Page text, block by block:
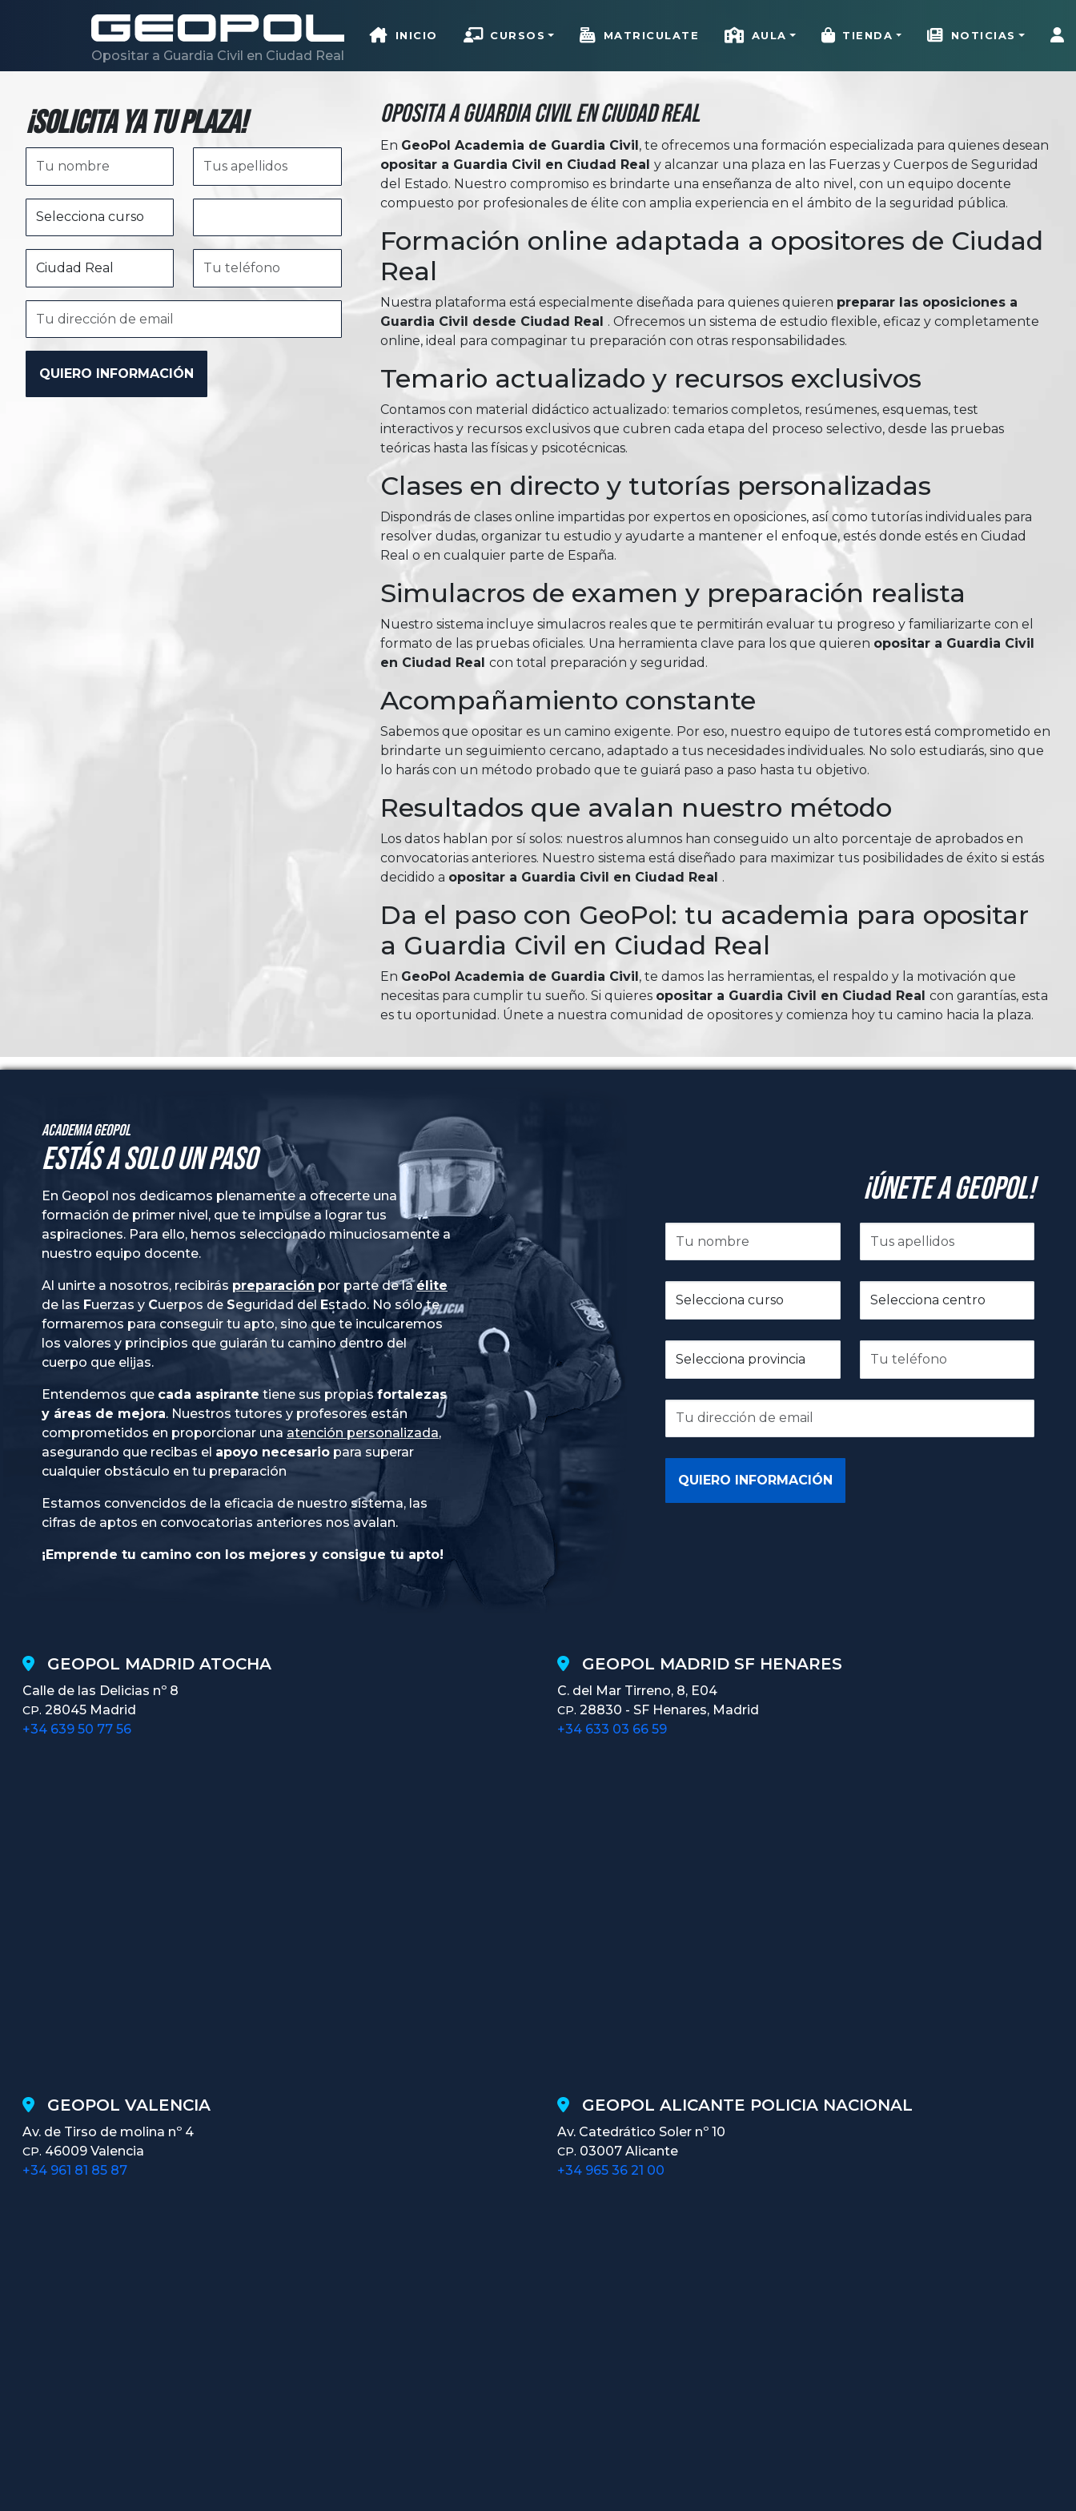
Opositar a Guardia Civil en Ciudad Real
INICIO CURSOS MATRICULATE AULA TIENDA NOTICIAS
¡Solicita ya tu plaza! Oposita a Guardia Civil en Ciudad Real
En GeoPol Academia de Guardia Civil, te ofrecemos una formación especializada para quienes desean
opositar a Guardia Civil en Ciudad Real y alcanzar una plaza en las Fuerzas y Cuerpos de Seguridad
del Estado. Nuestro compromiso es brindarte una enseñanza de alto nivel, con un equipo docente
compuesto por profesionales de élite con amplia experiencia en el ámbito de la seguridad pública.
Formación online adaptada a opositores de Ciudad
Real
Nuestra plataforma está especialmente diseñada para quienes quieren preparar las oposiciones a
Guardia Civil desde Ciudad Real . Ofrecemos un sistema de estudio flexible, eficaz y completamente
online, ideal para compaginar tu preparación con otras responsabilidades.
Temario actualizado y recursos exclusivos
Contamos con material didáctico actualizado: temarios completos, resúmenes, esquemas, test
interactivos y recursos exclusivos que cubren cada etapa del proceso selectivo, desde las pruebas
teóricas hasta las físicas y psicotécnicas.
Clases en directo y tutorías personalizadas
Dispondrás de clases online impartidas por expertos en oposiciones, así como tutorías individuales para
resolver dudas, organizar tu estudio y ayudarte a mantener el enfoque, estés donde estés en Ciudad
Real o en cualquier parte de España.
Simulacros de examen y preparación realista
Nuestro sistema incluye simulacros reales que te permitirán evaluar tu progreso y familiarizarte con el
formato de las pruebas oficiales. Una herramienta clave para los que quieren opositar a Guardia Civil
en Ciudad Real con total preparación y seguridad.
Acompañamiento constante
Sabemos que opositar es un camino exigente. Por eso, nuestro equipo de tutores está comprometido en
brindarte un seguimiento cercano, adaptado a tus necesidades individuales. No solo estudiarás, sino que
lo harás con un método probado que te guiará paso a paso hasta tu objetivo.
Resultados que avalan nuestro método
Los datos hablan por sí solos: nuestros alumnos han conseguido un alto porcentaje de aprobados en
convocatorias anteriores. Nuestro sistema está diseñado para maximizar tus posibilidades de éxito si estás
decidido a opositar a Guardia Civil en Ciudad Real .
Da el paso con GeoPol: tu academia para opositar
a Guardia Civil en Ciudad Real
En GeoPol Academia de Guardia Civil, te damos las herramientas, el respaldo y la motivación que
necesitas para cumplir tu sueño. Si quieres opositar a Guardia Civil en Ciudad Real con garantías, esta
es tu oportunidad. Únete a nuestra comunidad de opositores y comienza hoy tu camino hacia la plaza.
Academia GeoPol
Estás a solo un paso
En Geopol nos dedicamos plenamente a ofrecerte una
formación de primer nivel, que te impulse a lograr tus
aspiraciones. Para ello, hemos seleccionado minuciosamente a
nuestro equipo docente.
Al unirte a nosotros, recibirás preparación por parte de laélite
de las
Fuerzas y Cuerpos de Seguridad del Estado. No sólo te
formaremos para conseguir tu apto, sino que te inculcaremos
los valores y principios que guiarán tu camino dentro del
cuerpo que elijas.
Entendemos que cada aspirante tiene sus propiasfortalezas
y áreas de mejora. Nuestros tutores y profesores están
comprometidos en proporcionar una atención personalizada,
asegurando que recibas el apoyo necesario para superar
cualquier obstáculo en tu preparación
Estamos convencidos de la eficacia de nuestro sistema, las
cifras de aptos en convocatorias anteriores nos avalan.
¡Emprende tu camino con los mejores y consigue tu apto!
¡Únete a GeoPol!
GEOPOL MADRID ATOCHA
Calle de las Delicias nº 8
CP. 28045 Madrid
+34 639 50 77 56
GEOPOL MADRID SF HENARES
C. del Mar Tirreno, 8, E04
CP. 28830 - SF Henares, Madrid
+34 633 03 66 59
GEOPOL VALENCIA
Av. de Tirso de molina nº 4
CP. 46009 Valencia
+34 961 81 85 87
GEOPOL ALICANTE POLICIA NACIONAL
Av. Catedrático Soler nº 10
CP. 03007 Alicante
+34 965 36 21 00